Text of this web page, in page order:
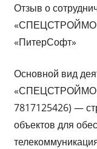
Отзыв о
«ПитерСофт»
Основной вид
7817125426) —
объектов для